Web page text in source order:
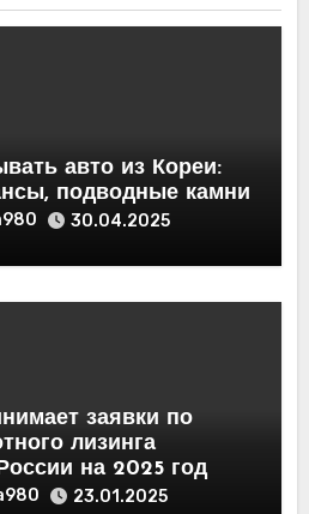
авто из Кореи:
подводные камни
30.04.2025
заявки по
лизинга
на 2025 год
23.01.2025